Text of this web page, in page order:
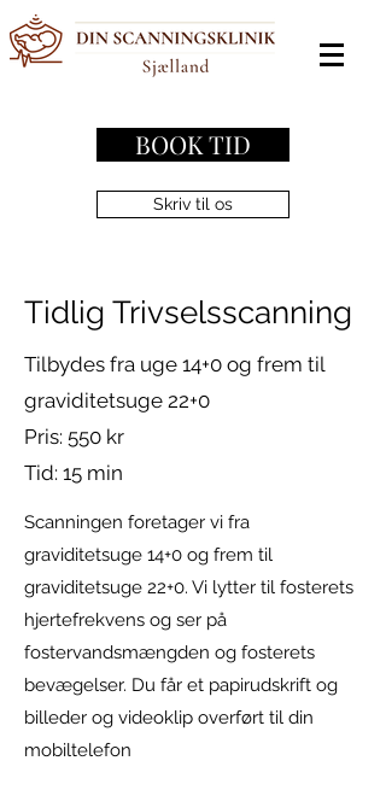
BOOK TID
Skriv til os
Tidlig Trivselsscanning
Tilbydes fra uge 14+0 og frem til
graviditetsuge 22+0
Pris: 550 kr
Tid: 15 min
Scanningen foretager vi fra
graviditetsuge 14+0 og frem til
graviditetsuge 22+0. Vi lytter til fosterets
hjertefrekvens og ser på
fostervandsmængden og fosterets
bevægelser. Du får et papirudskrift og
billeder og videoklip overført til din
mobiltelefon